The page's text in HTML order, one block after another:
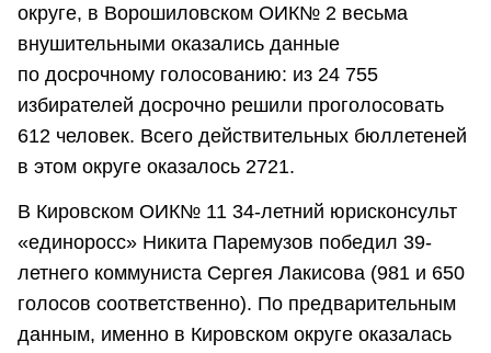
округе, в Ворошиловском ОИК№ 2 весьма
внушительными оказались данные
по досрочному голосованию: из 24 755
избирателей досрочно решили проголосовать
612 человек. Всего действительных бюллетеней
в этом округе оказалось 2721.
В Кировском ОИК№ 11 34-летний юрисконсульт
«единоросс» Никита Паремузов победил 39-
летнего коммуниста Сергея Лакисова (981 и 650
голосов соответственно). По предварительным
данным, именно в Кировском округе оказалась